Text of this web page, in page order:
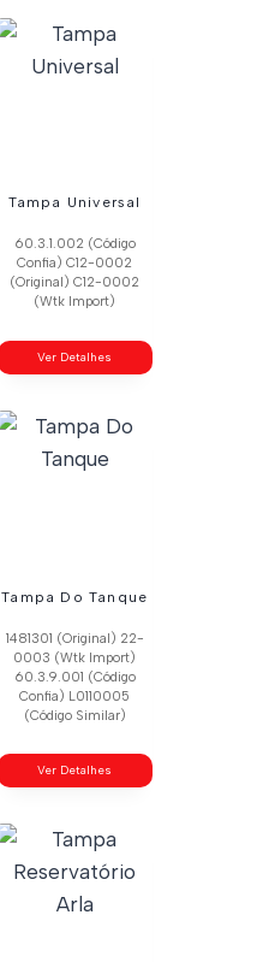
Tampa Universal
60.3.1.002 (Código
Confia) C12-0002
(Original) C12-0002
(Wtk Import)
Ver Detalhes
Tampa Do Tanque
1481301 (Original) 22-
0003 (Wtk Import)
60.3.9.001 (Código
Confia) L0110005
(Código Similar)
Ver Detalhes